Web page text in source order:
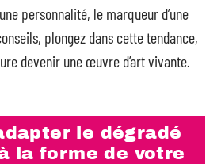
personnalité, le marqueur d’une
plongez dans cette tendance,
devenir une œuvre d’art vivante.
le dégradé
la forme de votre